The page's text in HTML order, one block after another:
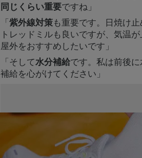
同じくらい重要ですね」
「 紫外線対策も重要です。日焼け
トレッドミルも良いですが、気温
屋外をおすすめしたいです」
「そして水分補給です。私は前後
補給を心がけてください」